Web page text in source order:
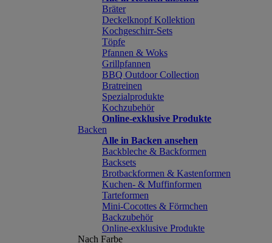
Bräter
Deckelknopf Kollektion
Kochgeschirr-Sets
Töpfe
Pfannen & Woks
Grillpfannen
BBQ Outdoor Collection
Bratreinen
Spezialprodukte
Kochzubehör
Online-exklusive Produkte
Backen
Alle in Backen ansehen
Backbleche & Backformen
Backsets
Brotbackformen & Kastenformen
Kuchen- & Muffinformen
Tarteformen
Mini-Cocottes & Förmchen
Backzubehör
Online-exklusive Produkte
Nach Farbe